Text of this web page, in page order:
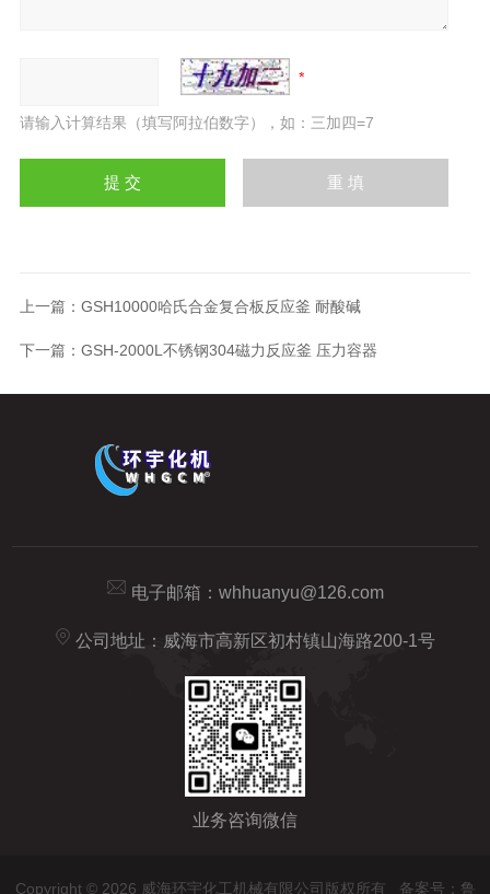
请输入计算结果（填写阿拉伯数字），如：三加四=7
上一篇： GSH10000哈氏合金复合板反应釜 耐酸碱
下一篇： GSH-2000L不锈钢304磁力反应釜 压力容器
电子邮箱： whhuanyu@126.com
公司地址：威海市高新区初村镇山海路200-1号
业务咨询微信
Copyright © 2026 威海环宇化工机械有限公司版权所有 备案号：鲁